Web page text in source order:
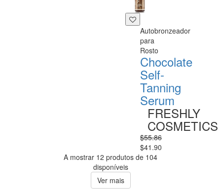
Autobronzeador
para
Rosto
Chocolate
Self-
Tanning
Serum
FRESHLY
COSMETICS
$55.86
$41.90
A mostrar 12 produtos de 104
disponíveis
Ver mais